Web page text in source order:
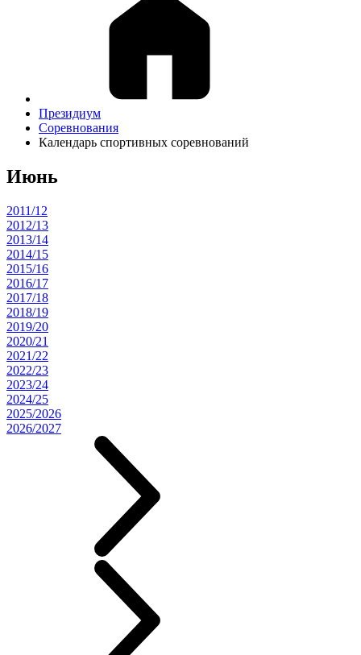
Президиум
Соревнования
Календарь спортивных соревнований
Июнь
2011/12
2012/13
2013/14
2014/15
2015/16
2016/17
2017/18
2018/19
2019/20
2020/21
2021/22
2022/23
2023/24
2024/25
2025/2026
2026/2027